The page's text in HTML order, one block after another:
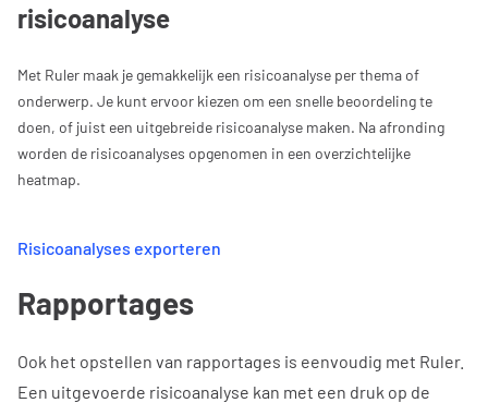
risicoanalyse
Met Ruler maak je gemakkelijk een risicoanalyse per thema of
onderwerp. Je kunt ervoor kiezen om een snelle beoordeling te
doen, of juist een uitgebreide risicoanalyse maken. Na afronding
worden de risicoanalyses opgenomen in een overzichtelijke
heatmap.
Risicoanalyses exporteren
Rapportages
Ook het opstellen van rapportages is eenvoudig met Ruler.
Een uitgevoerde risicoanalyse kan met een druk op de